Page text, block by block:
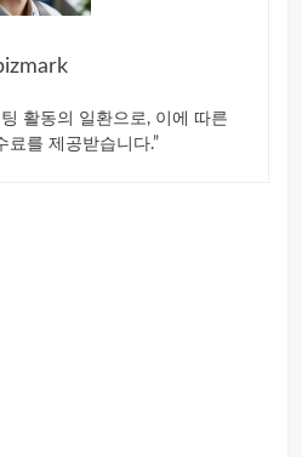
활동의 일환으로, 이에 따른
료를 제공받습니다.”